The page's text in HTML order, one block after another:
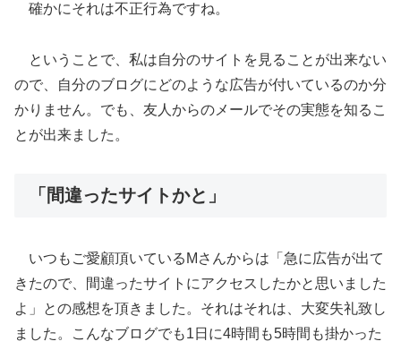
確かにそれは不正行為ですね。
ということで、私は自分のサイトを見ることが出来ない
ので、自分のブログにどのような広告が付いているのか分
かりません。でも、友人からのメールでその実態を知るこ
とが出来ました。
「間違ったサイトかと」
いつもご愛顧頂いているMさんからは「急に広告が出て
きたので、間違ったサイトにアクセスしたかと思いました
よ」との感想を頂きました。それはそれは、大変失礼致し
ました。こんなブログでも1日に4時間も5時間も掛かった